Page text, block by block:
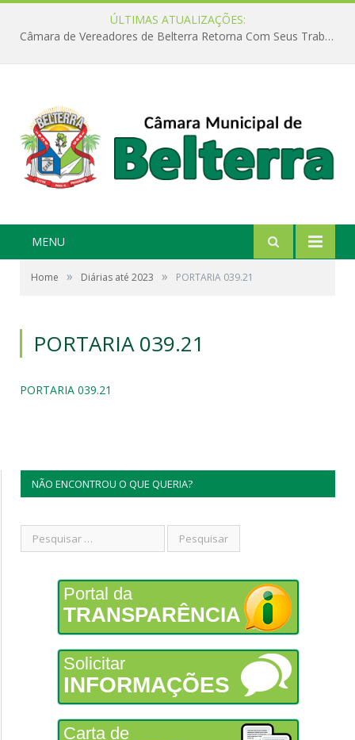
ÚLTIMAS ATUALIZAÇÕES:
Câmara de Vereadores de Belterra Retorna Com Seus Trabalhos Legislativos
MENU
Home » Diárias até 2023 » PORTARIA 039.21
PORTARIA 039.21
PORTARIA 039.21
NÃO ENCONTROU O QUE QUERIA?
Portal da
TRANSPARÊNCIA
Solicitar
INFORMAÇÕES
Carta de